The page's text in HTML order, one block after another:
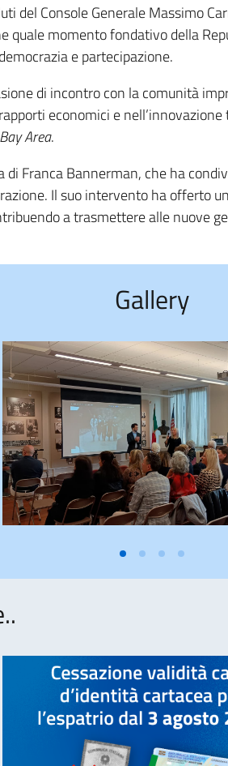
del Console Generale Massimo
quale momento fondativo della
e partecipazione.
di incontro con la comunità
economici e nell’innovazione
Bay Area.
Franca Bannerman, che ha
Il suo intervento ha offerto
a trasmettere alle nuove
Gallery